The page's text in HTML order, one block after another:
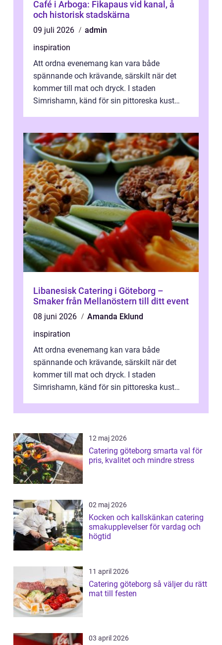
Café i Arboga: Fikapaus vid kanal, å
och historisk stadskärna
09 juli 2026
admin
inspiration
Att ordna evenemang kan vara både
spännande och krävande, särskilt när det
kommer till mat och dryck. I staden
Simrishamn, känd för sin pittoreska kust
Libanesisk Catering i Göteborg –
Smaker från Mellanöstern till ditt event
08 juni 2026
Amanda Eklund
inspiration
Att ordna evenemang kan vara både
spännande och krävande, särskilt när det
kommer till mat och dryck. I staden
Simrishamn, känd för sin pittoreska kust
12 maj 2026
Catering göteborg smarta val för
pris, kvalitet och mindre stress
02 maj 2026
Kocken och kallskänkan catering
smakupplevelser för vardag och
högtid
11 april 2026
Catering göteborg så väljer du rätt
mat till festen
03 april 2026